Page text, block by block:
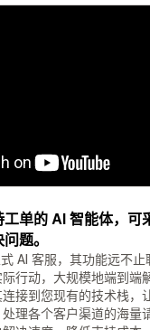
单的 AI 智能体，可
题。
AI 客服，其功能远不止
行动，大规模地端到端
接到您现有的技术栈，
理各个客户渠道的海量